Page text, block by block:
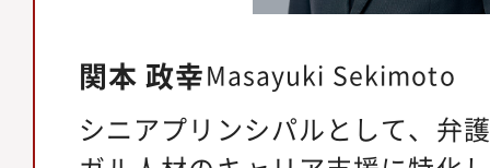
関本 政幸Masayuki Sekimoto
シニアプリンシパルとして、弁